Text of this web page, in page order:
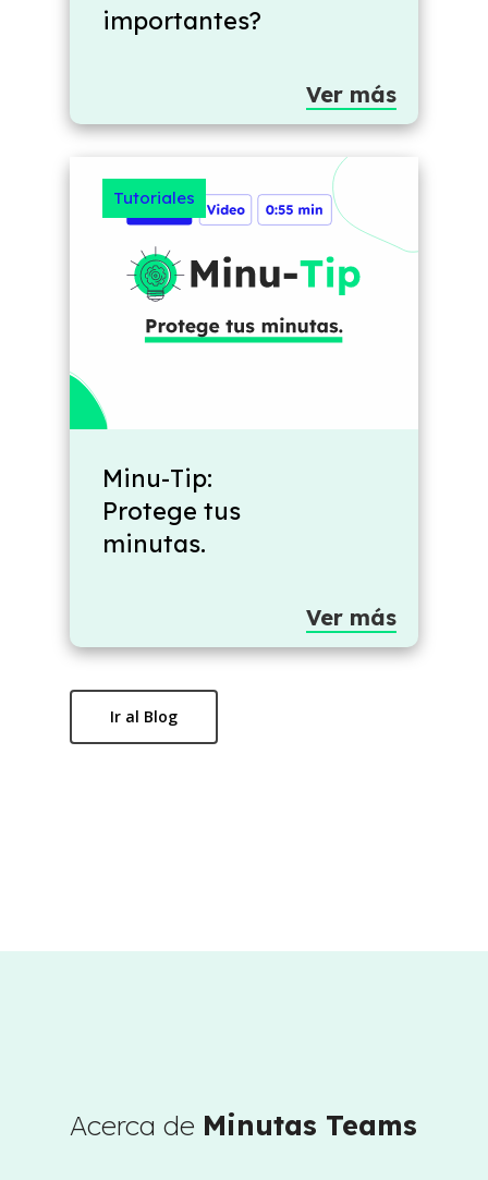
importantes?
Ver más
Tutoriales
Minu-Tip:
Protege tus
minutas.
Ver más
Ir al Blog
Acerca de Minutas Teams